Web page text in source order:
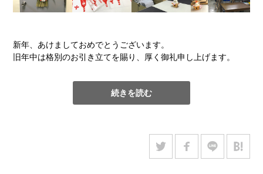
も可能です。保存容器への収納を検討しているが、どの保存容
器にすれば良いのかお困りのときはお気軽にご相談ください。
「今日の工房」 これまでの保存容器への収納事例は
が得られるまで、ろ紙を取り替えながら繰り返し行います。
【関連記事】
・『今日の工房』2019年2月20日（水）修理前に行うスポッ
・『今日の工房』2015年3月18日（水）修理の各工程で使う水
にはこれだけの質が要求されます
・『今日の工房』2014年10月23日（木）新聞資料に対する洗
新年、あけましておめでとうございます。
旧年中は格別のお引き立てを賜り、厚く御礼申し上げます。
新年を迎え、気持ちを新たに当社も動き始めました。本年もよ
り良い製品・サービスを皆様へご提供できますように、スタッ
フ一同尽力して参る所存です。本年も相変わりませず、ご指導
続きを読む